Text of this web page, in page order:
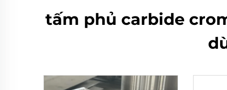
tấm phủ carbide